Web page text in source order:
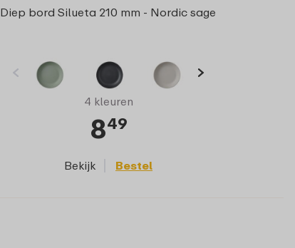
Diep bord Silueta 210 mm - Nordic sage
4 kleuren
849
Bekijk Bestel